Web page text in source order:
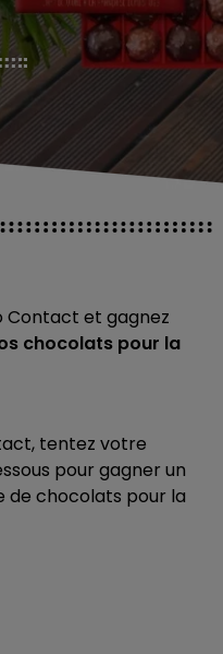
Contact et gagnez
chocolats pour la
tentez votre
pour gagner un
de chocolats pour la